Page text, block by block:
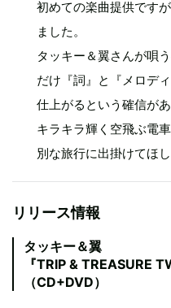
初めての楽曲提供です
ました。
タッキー＆翼さんが唄
だけ『詞』と『メロデ
仕上がるという確信があ
キラキラ輝く空飛ぶ電
別な旅行に出掛けてほし
リリース情報
タッキー＆翼
『TRIP & TREASURE
（CD+DVD）